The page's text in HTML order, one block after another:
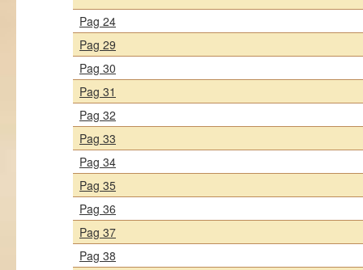
Pag 24
Pag 29
Pag 30
Pag 31
Pag 32
Pag 33
Pag 34
Pag 35
Pag 36
Pag 37
Pag 38